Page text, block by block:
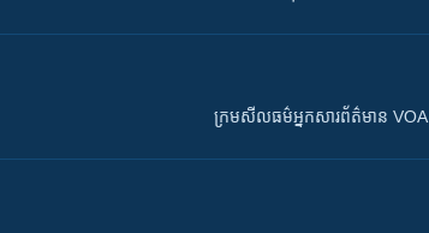
ក្រម​​​សីលធម៌​​​អ្នក​​​សារព័ត៌មាន VOA